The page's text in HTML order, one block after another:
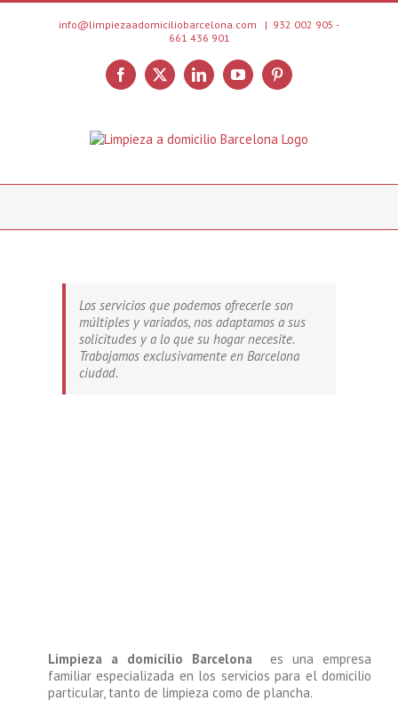
Saltar
info@limpiezaadomiciliobarcelona.com | 932 002 905 -
661 436 901
Facebook
X LinkedInYouTubePinterest
Los servicios que podemos ofrecerle son
múltiples y variados, nos adaptamos a sus
solicitudes y a lo que su hogar necesite.
Trabajamos exclusivamente en Barcelona
ciudad.
Limpieza a domicilio Barcelona es una empresa
familiar especializada en los servicios para el domicilio
particular, tanto de limpieza como de plancha.